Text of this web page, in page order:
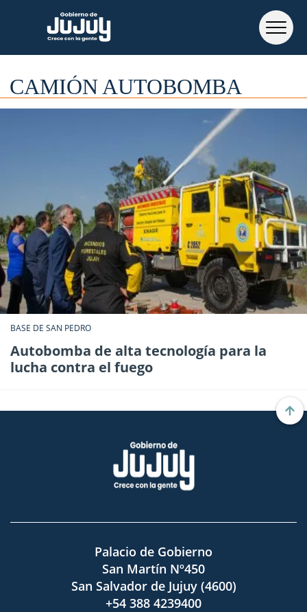
CAMIÓN AUTOBOMBA
BASE DE SAN PEDRO
Autobomba de alta tecnología para la
lucha contra el fuego
Palacio de Gobierno
San Martín Nº450
San Salvador de Jujuy (4600)
+54 388 4239400